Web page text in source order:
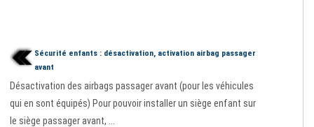
Sécurité enfants : désactivation, activation airbag passager
avant
Désactivation des airbags passager avant (pour les véhicules
qui en sont équipés) Pour pouvoir installer un siège enfant sur
le siège passager avant, ...